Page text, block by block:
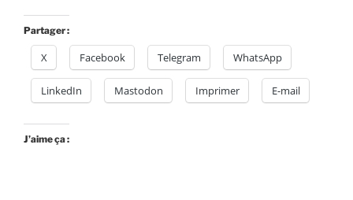
Partager :
X Facebook Telegram WhatsApp
LinkedIn Mastodon Imprimer E-mail
J’aime ça :